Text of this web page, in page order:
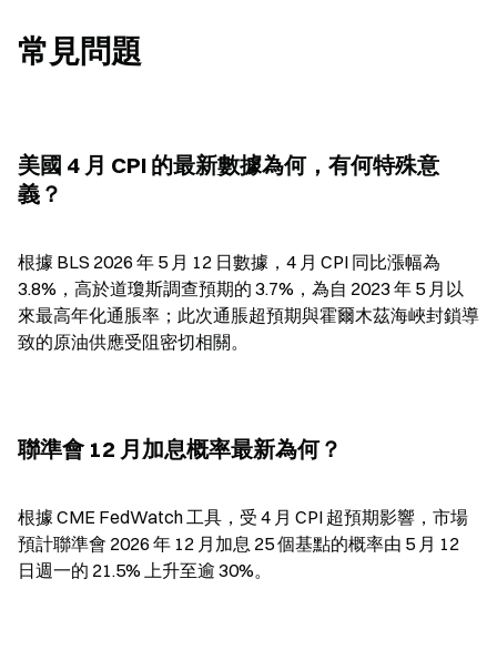
常見問題
美國 4 月 CPI 的最新數據為何，有何特殊意
義？
根據 BLS 2026 年 5 月 12 日數據，4 月 CPI 同比漲幅為
3.8%，高於道瓊斯調查預期的 3.7%，為自 2023 年 5 月以
來最高年化通脹率；此次通脹超預期與霍爾木茲海峽封鎖導
致的原油供應受阻密切相關。
聯準會 12 月加息概率最新為何？
根據 CME FedWatch 工具，受 4 月 CPI 超預期影響，市場
預計聯準會 2026 年 12 月加息 25 個基點的概率由 5 月 12
日週一的 21.5% 上升至逾 30%。